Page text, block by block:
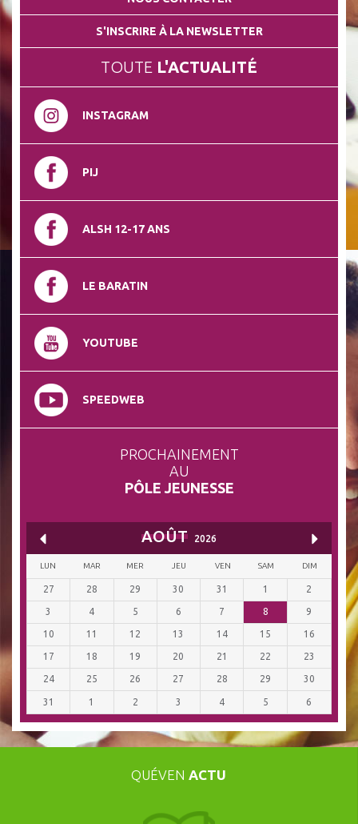
S'INSCRIRE À LA NEWSLETTER
TOUTE L'ACTUALITÉ
INSTAGRAM
PIJ
ALSH 12-17 ANS
LE BARATIN
YOUTUBE
SPEEDWEB
PROCHAINEMENT
AU
PÔLE JEUNESSE
AOÛT 2026
LUN MAR MER JEU VEN SAM DIM
27 28 29 30 31 1 2
3 4 5 6 7 8 9
10 11 12 13 14 15 16
17 18 19 20 21 22 23
24 25 26 27 28 29 30
31 1 2 3 4 5 6
QUÉVEN ACTU